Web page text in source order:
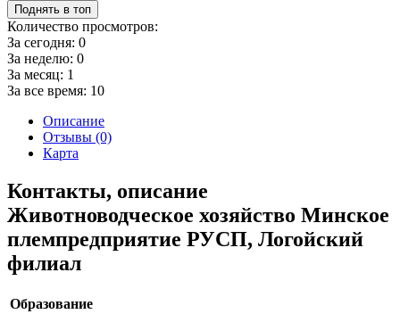
Поднять в топ
Количество просмотров:
За сегодня: 0
За неделю: 0
За месяц: 1
За все время: 10
Описание
Отзывы (0)
Карта
Контакты, описание
Животноводческое хозяйство Минское
племпредприятие РУСП, Логойский
филиал
Образование